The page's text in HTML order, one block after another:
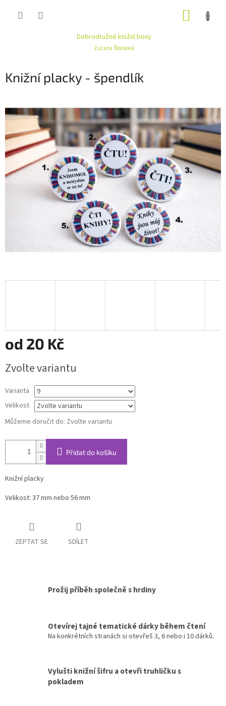
Dobrodružné knižní boxy
Zuzana Štorková
Knižní placky - špendlík
od 20 Kč
cena:
Zvolte variantu
Varianta
Velikost
Můžeme doručit do: Zvolte variantu
Přidat do košíku
Knižní placky
Velikost: 37 mm nebo 56 mm
ZEPTAT SE SDÍLET
Prožij příběh společně s hrdiny
Otevírej tajné tematické dárky během čtení
Na konkrétních stranách si otevřeš 3, 6 nebo i 10 dárků.
Vylušti knižní šifru a otevři truhličku s
pokladem